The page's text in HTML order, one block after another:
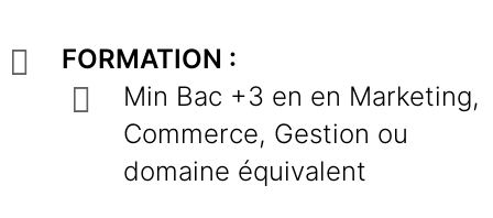
FORMATION :
Min Bac +3 en en Marketing,
Commerce, Gestion ou
domaine équivalent